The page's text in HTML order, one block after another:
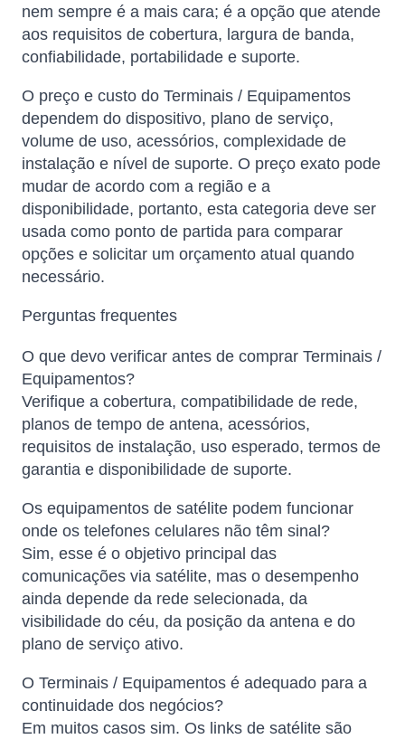
nem sempre é a mais cara; é a opção que atende
aos requisitos de cobertura, largura de banda,
confiabilidade, portabilidade e suporte.
O preço e custo do Terminais / Equipamentos
dependem do dispositivo, plano de serviço,
volume de uso, acessórios, complexidade de
instalação e nível de suporte. O preço exato pode
mudar de acordo com a região e a
disponibilidade, portanto, esta categoria deve ser
usada como ponto de partida para comparar
opções e solicitar um orçamento atual quando
necessário.
Perguntas frequentes
O que devo verificar antes de comprar Terminais /
Equipamentos?
Verifique a cobertura, compatibilidade de rede,
planos de tempo de antena, acessórios,
requisitos de instalação, uso esperado, termos de
garantia e disponibilidade de suporte.
Os equipamentos de satélite podem funcionar
onde os telefones celulares não têm sinal?
Sim, esse é o objetivo principal das
comunicações via satélite, mas o desempenho
ainda depende da rede selecionada, da
visibilidade do céu, da posição da antena e do
plano de serviço ativo.
O Terminais / Equipamentos é adequado para a
continuidade dos negócios?
Em muitos casos sim. Os links de satélite são